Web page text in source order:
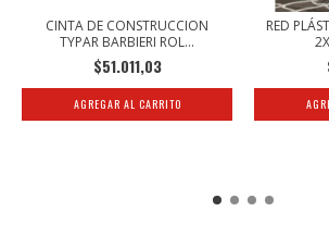
CINTA DE CONSTRUCCION
TYPAR BARBIERI ROL...
$51.011,03
RED